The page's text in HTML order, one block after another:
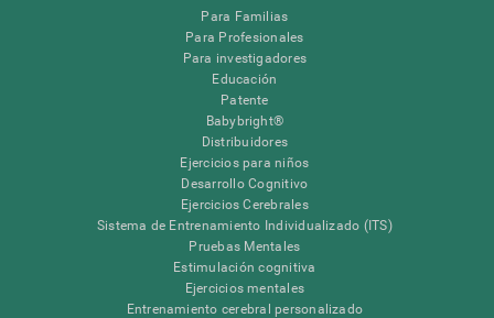
Para Familias
Para Profesionales
Para investigadores
Educación
Patente
Babybright®
Distribuidores
Ejercicios para niños
Desarrollo Cognitivo
Ejercicios Cerebrales
Sistema de Entrenamiento Individualizado (ITS)
Pruebas Mentales
Estimulación cognitiva
Ejercicios mentales
Entrenamiento cerebral personalizado